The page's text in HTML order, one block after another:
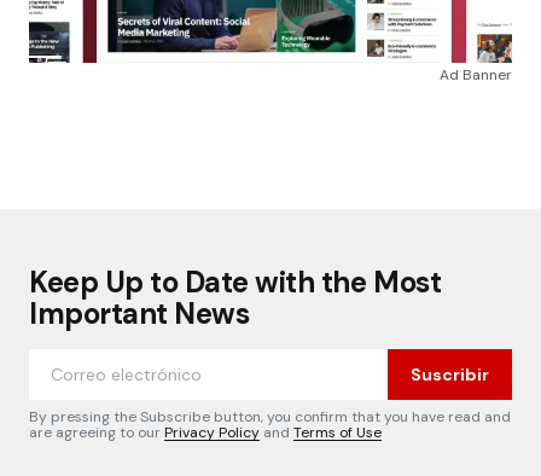
Ad Banner
Keep Up to Date with the Most
Important News
Suscribir
By pressing the Subscribe button, you confirm that you have read and
are agreeing to ourPrivacy Policy and Terms of Use